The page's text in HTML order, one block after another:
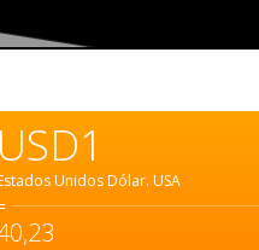
Unidos Dólar. USA